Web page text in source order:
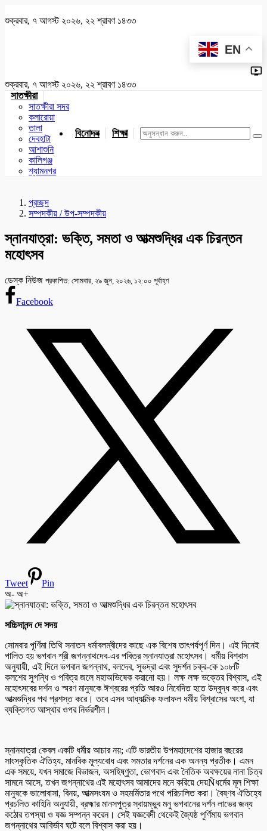
শুক্রবার, ৭ আগস্ট ২০২৬, ২২ শ্রাবণ ১৪৩৩
EN
শুক্রবার, ৭ আগস্ট ২০২৬, ২২ শ্রাবণ ১৪৩৩
সাতক্ষীরা
সাতক্ষীরা সদর
কলারোয়া
তালা
দেবহাটা
আশাশুনি
কালিগঞ্জ
শ্যামনগর
বিনোদন শিক্ষা খেলাধুলা জাতীয় যশোর
প্রচ্ছদ
সম্পদকীয় / উপ-সম্পদকীয়
স্নানযাত্রা: ভক্তি, সমতা ও আত্মশুদ্ধির এক চিরন্তন
মহোৎসব
ডেস্ক নিউজ প্রকাশিত: সোমবার, ২৯ জুন, ২০২৬, ১২:০০ পূর্বাহ্ণ
Facebook
Tweet
Pin
অ- অ+
সচ্চিদানন্দ দে সদয়
সোমবার পূর্ণিমা তিথি সনাতন ধর্মাবলম্বীদের কাছে এক বিশেষ তাৎপর্যপূর্ণ দিন। এই দিনেই
পালিত হয় ভগবান শ্রী জগন্নাথদেব-এর পবিত্র স্নানযাত্রা মহোৎসব। ধর্মীয় বিশ্বাস
অনুযায়ী, এই দিনে ভগবান জগন্নাথ, বলদেব, সুভদ্রা এবং সুদর্শন চক্র-কে ১০৮টি
কলশের সুগন্ধি ও পবিত্র জলে মহাঅভিষেক করানো হয়। লক্ষ লক্ষ ভক্তের বিশ্বাস, এই
মহোৎসবের দর্শন ও স্মরণ মানুষকে ঈশ্বরের প্রতি আরও নিবেদিত হতে উদ্বুদ্ধ করে এবং
আত্মশুদ্ধির পথ প্রশস্ত করে। তবে এসব আধ্যাত্মিক ফলাফল ধর্মীয় বিশ্বাসের অংশ, যা
ব্যক্তিগত আস্থার ওপর নির্ভরশীল।
স্নানযাত্রা কেবল একটি ধর্মীয় আচার নয়; এটি ভারতীয় উপমহাদেশের হাজার বছরের
সাংস্কৃতিক ঐতিহ্য, মানবিক মূল্যবোধ এবং সমতার দর্শনের এক অনন্য প্রতীক। এমন
এক সময়ে, যখন সমাজে বিভাজন, অসহিষ্ণুতা, ভোগবাদ এবং নৈতিক অবক্ষয়ের নানা চিত্র
সামনে আসে, তখন জগন্নাথের এই মহোৎসব আমাদের মনে করিয়ে দেয়Ñধর্মের মূল শিক্ষা
মানুষকে ভালোবাসা, বিনয়, আত্মসংযম ও সহমর্মিতার পথে পরিচালিত করা। বৈষ্ণব ঐতিহ্যে
প্রচলিত কাহিনি অনুযায়ী, ব্রহ্মার মানসপুত্র স্বায়ম্ভুব মনু ভগবানের দর্শন লাভের জন্য
কঠোর তপস্যা ও যজ্ঞ সম্পন্ন করেন। সেই যজ্ঞবেদী থেকেই জ্যৈষ্ঠ পূর্ণিমায় ভগবান
জগন্নাথের আবির্ভাব ঘটে বলে বিশ্বাস করা হয়।